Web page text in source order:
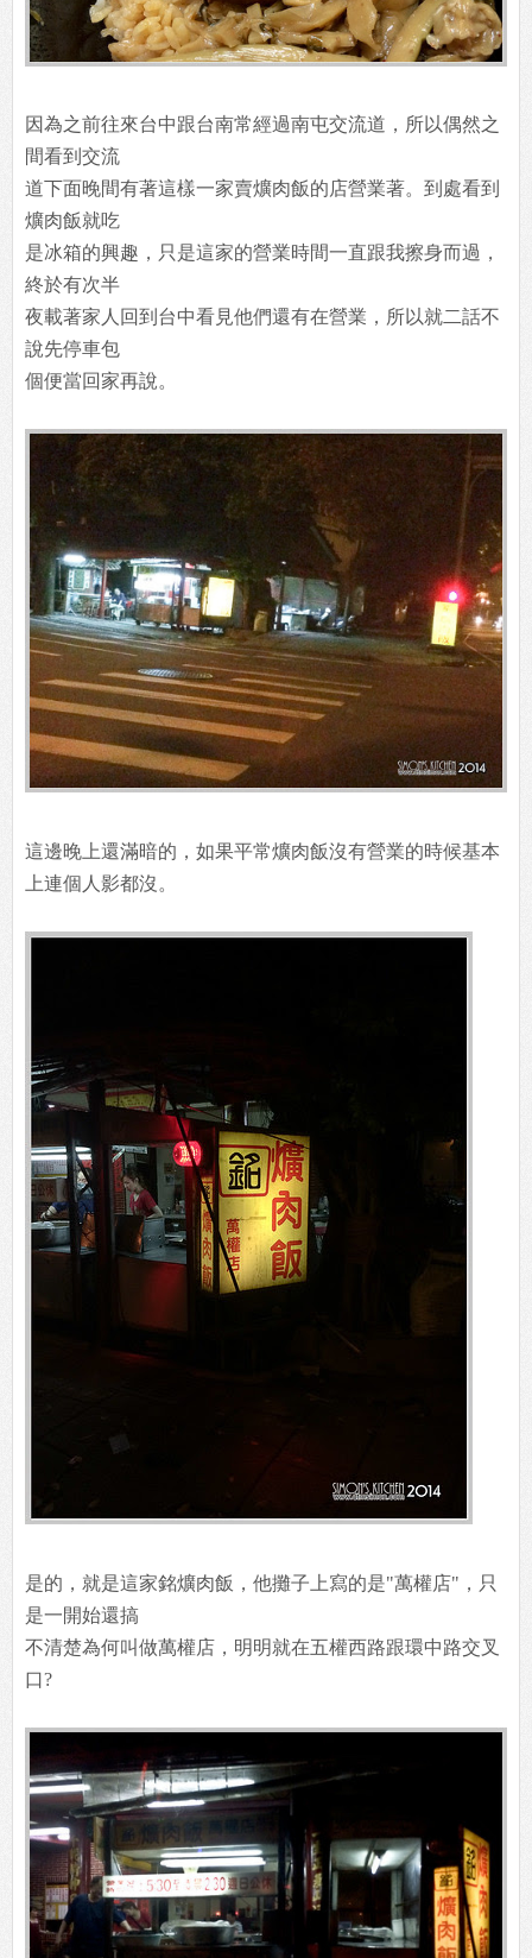
因為之前往來台中跟台南常經過南屯交流道，所以偶然之
間看到交流
道下面晚間有著這樣一家賣爌肉飯的店營業著。到處看到
爌肉飯就吃
是冰箱的興趣，只是這家的營業時間一直跟我擦身而過，
終於有次半
夜載著家人回到台中看見他們還有在營業，所以就二話不
說先停車包
個便當回家再說。
這邊晚上還滿暗的，如果平常爌肉飯沒有營業的時候基本
上連個人影都沒。
是的，就是這家銘爌肉飯，他攤子上寫的是"萬權店"，只
是一開始還搞
不清楚為何叫做萬權店，明明就在五權西路跟環中路交叉
口?